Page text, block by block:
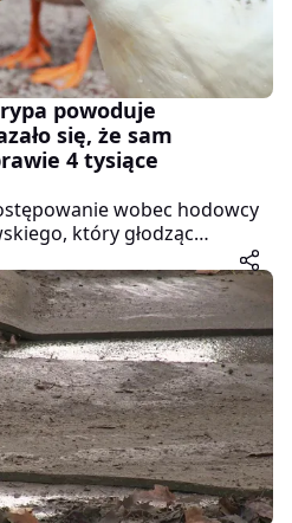
powoduje
się, że sam
4 tysiące
wobec hodowcy
który głodząc
śmierci ok. 4 tysięcy sztuk
zatuszować sprawę
a przyczyną ich śmierci
już zarzuty, za które grozi